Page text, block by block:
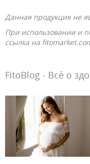
Данная продукция не
При использовании и
ссылка на
FitoBlog - Всё о